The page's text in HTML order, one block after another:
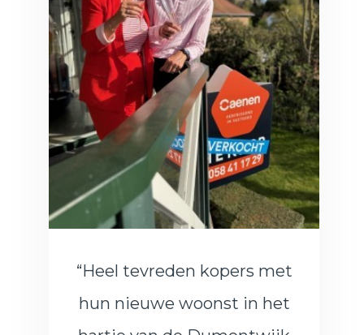
“Heel tevreden kopers met
hun nieuwe woonst in het